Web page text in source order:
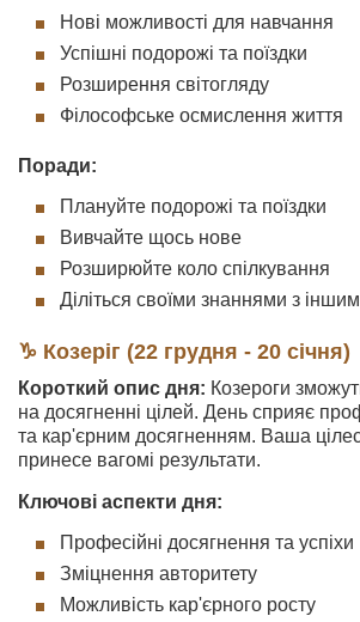
Нові можливості для навчання
Успішні подорожі та поїздки
Розширення світогляду
Філософське осмислення життя
Поради:
Плануйте подорожі та поїздки
Вивчайте щось нове
Розширюйте коло спілкування
Діліться своїми знаннями з
♑ Козеріг (22 грудня - 20 січня)
Короткий опис дня: Козероги
на досягненні цілей. День сприяє
та кар'єрним досягненням. Ваша
принесе вагомі результати.
Ключові аспекти дня:
Професійні досягнення та успіхи
Зміцнення авторитету
Можливість кар'єрного росту